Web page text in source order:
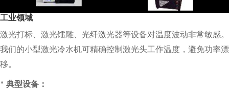
工业领域
激光打标、激光镭雕、光纤激光器等设备对温度波动非常敏感。
我们的小型激光冷水机可精确控制激光头工作温度，避免功率漂
移。
* 典型设备：